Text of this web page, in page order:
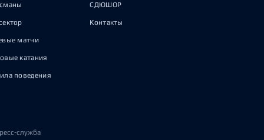
матчи
катания
поведения
СДЮШОР
Контакты
служба